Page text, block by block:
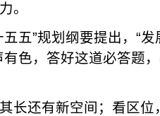
。
五”规划纲要提出，“
有色，答好这道必答题
长还有新空间；看区